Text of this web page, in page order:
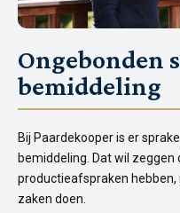
Ongebonden
bemiddeling
Bij Paardekooper is er
bemiddeling. Dat wil
productieafspraken
zaken doen.